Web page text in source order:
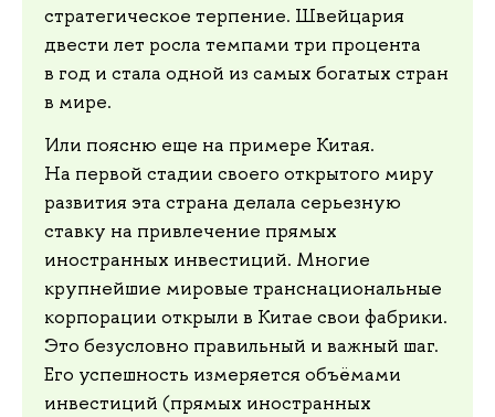
стратегическое терпение. Швейцария
двести лет росла темпами три процента
в год и стала одной из самых богатых стран
в мире.
Или поясню еще на примере Китая.
На первой стадии своего открытого миру
развития эта страна делала серьезную
ставку на привлечение прямых
иностранных инвестиций. Многие
крупнейшие мировые транснациональные
корпорации открыли в Китае свои фабрики.
Это безусловно правильный и важный шаг.
Его успешность измеряется объёмами
инвестиций (прямых иностранных